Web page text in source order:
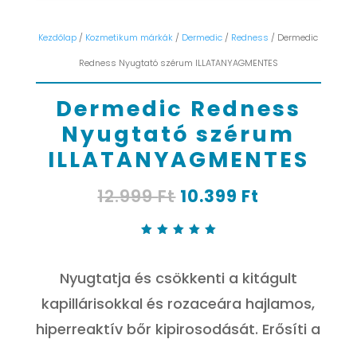
Kezdőlap / Kozmetikum márkák / Dermedic / Redness / Dermedic
Redness Nyugtató szérum ILLATANYAGMENTES
Dermedic Redness
Nyugtató szérum
ILLATANYAGMENTES
12.999Ft Original
was:
10.399 Ft
ből,
értékelé
alapján
Nyugtatja és csökkenti a kitágult
kapillárisokkal és rozaceára hajlamos,
hiperreaktív bőr kipirosodását. Erősíti a